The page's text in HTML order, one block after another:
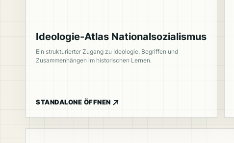
Ideologie-Atlas Nationalsozialismus
Ein strukturierter Zugang zu Ideologie, Begriffen und
Zusammenhängen im historischen Lernen.
STANDALONE ÖFFNEN